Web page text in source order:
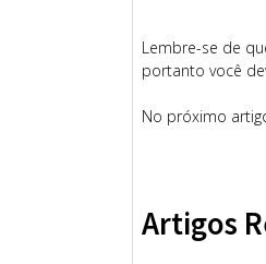
Lembre-se de
portanto você
No próximo
Artigos